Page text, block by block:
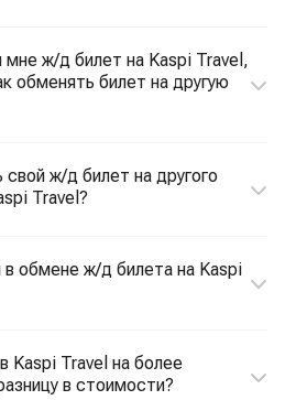
мне ж/д билет на Kaspi Travel,
обменять билет на другую
ж/д билет на другого
Travel?
обмене ж/д билета на Kaspi
Kaspi Travel на более
в стоимости?